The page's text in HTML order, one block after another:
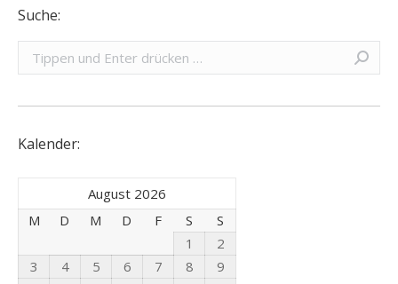
Suche:
Search:
Kalender:
August 2026
M
D M D F S
S
1
2
3
4 5 6 7 8
9